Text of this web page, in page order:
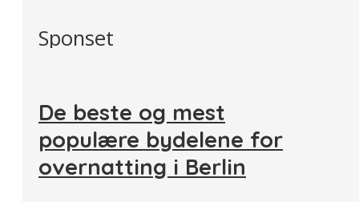
Sponset
De beste og mest
populære bydelene for
overnatting i Berlin